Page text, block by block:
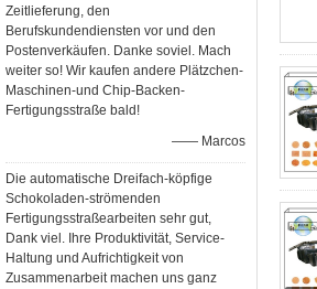
Zeitlieferung, den
Berufskundendiensten vor und den
Postenverkäufen. Danke soviel. Mach
weiter so! Wir kaufen andere Plätzchen-
Maschinen-und Chip-Backen-
Fertigungsstraße bald!
—— Marcos
Die automatische Dreifach-köpfige
Schokoladen-strömenden
Fertigungsstraßearbeiten sehr gut,
Dank viel. Ihre Produktivität, Service-
Haltung und Aufrichtigkeit von
Zusammenarbeit machen uns ganz